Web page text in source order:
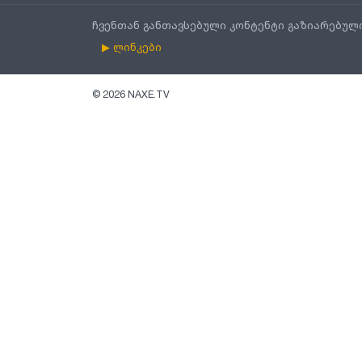
ჩვენთან განთავსებული კონტენტი
▶ ლინკები
© 2026 NAXE.TV